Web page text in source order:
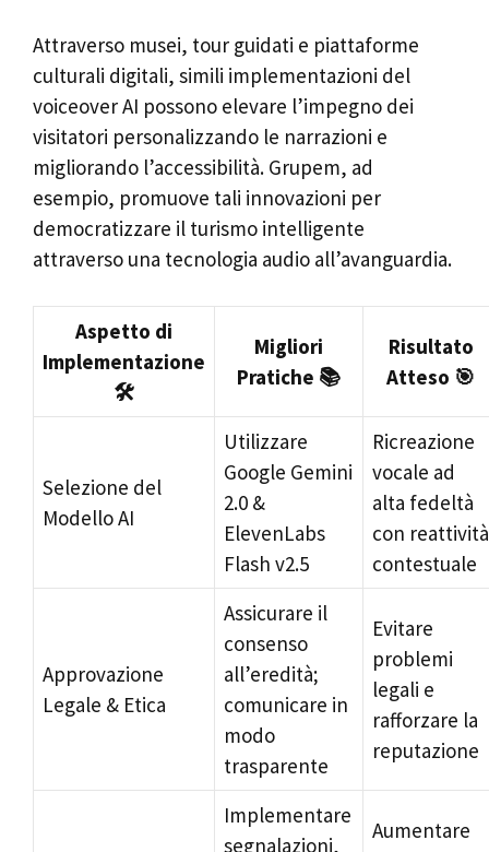
Attraverso musei, tour guidati e piattaforme
culturali digitali, simili implementazioni del
voiceover AI possono elevare l’impegno dei
visitatori personalizzando le narrazioni e
migliorando l’accessibilità. Grupem, ad
esempio, promuove tali innovazioni per
democratizzare il turismo intelligente
attraverso una tecnologia audio all’avanguardia.
Aspetto di
Implementazione
🛠️
Migliori
Pratiche 📚
Risultato
Atteso 🎯
Selezione del
Modello AI
Utilizzare
Google Gemini
2.0 &
ElevenLabs
Flash v2.5
Ricreazione
vocale ad
alta fedeltà
con reattività
contestuale
Approvazione
Legale & Etica
Assicurare il
consenso
all’eredità;
comunicare in
modo
trasparente
Evitare
problemi
legali e
rafforzare la
reputazione
Implementare
segnalazioni,
Aumentare